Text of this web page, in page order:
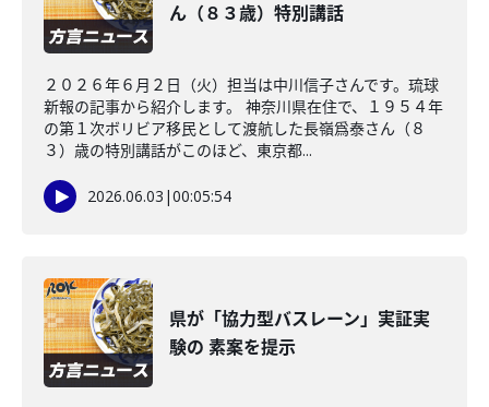
ん（８３歳）特別講話
２０２６年６月２日（火）担当は中川信子さんです。琉球
新報の記事から紹介します。 神奈川県在住で、１９５４年
の第１次ボリビア移民として渡航した長嶺爲泰さん（８
３）歳の特別講話がこのほど、東京都...
2026.06.03 |00:05:54
県が「協力型バスレーン」実証実
験の 素案を提示